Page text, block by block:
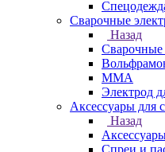
Сварочные
Назад
Сварочные
ММА
Электрод
Аксессуары для
Назад
Спреи и